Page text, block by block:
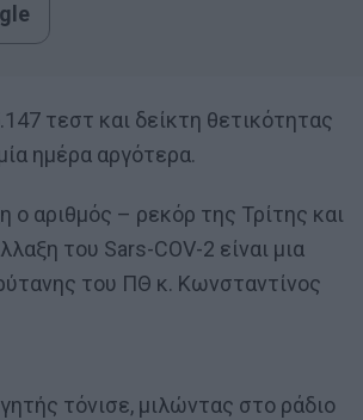
τεστ και δείκτη θετικότητας
ημέρα αργότερα.
αριθμός – ρεκόρ της Τρίτης και
του Sars-COV-2 είναι μια
του ΠΘ κ. Κωνσταντίνος
τόνισε, μιλώντας στο ράδιο